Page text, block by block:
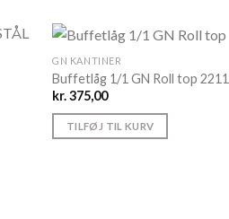
GN KANTINER
Buffetlåg 1/1 GN Roll top
kr.375,00
TILFØJ TIL KURV